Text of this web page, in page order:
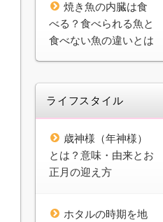
焼き魚の内臓は食
べる？食べられる魚と
食べない魚の違いとは
ライフスタイル
歳神様（年神様）
とは？意味・由来とお
正月の迎え方
ホタルの時期を地